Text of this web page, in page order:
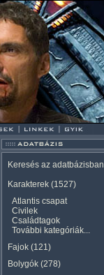
Keresés az adatbázisban
Karakterek (1527)
Atlantis csapat
Civilek
Családtagok
További kategóriák...
Fajok (121)
Bolygók (278)